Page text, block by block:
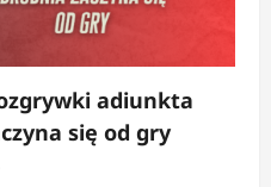
adiunkta
się od gry